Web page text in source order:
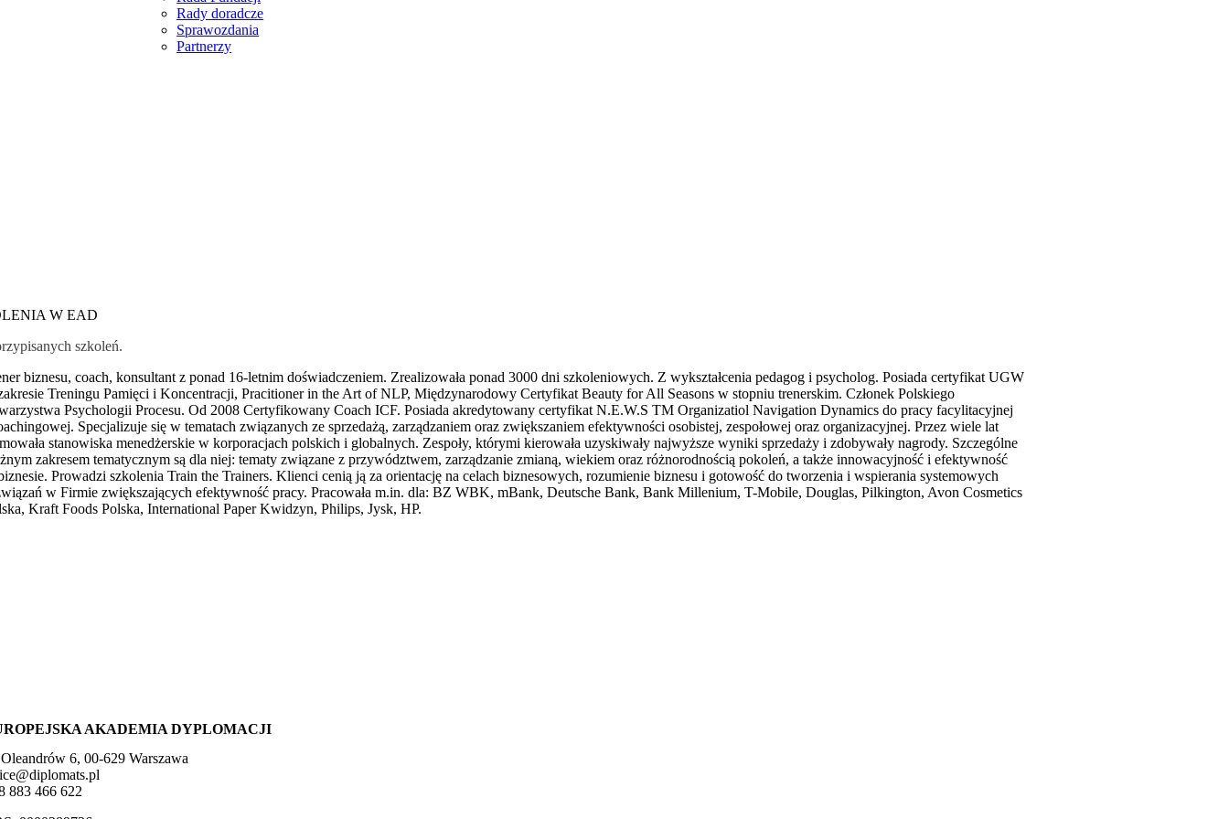
Rady doradcze
Sprawozdania
Partnerzy
W EAD
szkoleń.
biznesu, coach, konsultant z ponad 16-letnim doświadczeniem. Zrealizowała ponad 3000 dni szkoleniowych. Z wykształcenia pedagog i psycholog. Posiada certyfikat UGW
Treningu Pamięci i Koncentracji, Pracitioner in the Art of NLP, Międzynarodowy Certyfikat Beauty for All Seasons w stopniu trenerskim. Członek Polskiego
Psychologii Procesu. Od 2008 Certyfikowany Coach ICF. Posiada akredytowany certyfikat N.E.W.S TM Organizatiol Navigation Dynamics do pracy facylitacyjnej
Specjalizuje się w tematach związanych ze sprzedażą, zarządzaniem oraz zwiększaniem efektywności osobistej, zespołowej oraz organizacyjnej. Przez wiele lat
stanowiska menedżerskie w korporacjach polskich i globalnych. Zespoły, którymi kierowała uzyskiwały najwyższe wyniki sprzedaży i zdobywały nagrody. Szczególne
zakresem tematycznym są dla niej: tematy związane z przywództwem, zarządzanie zmianą, wiekiem oraz różnorodnością pokoleń, a także innowacyjność i efektywność
Prowadzi szkolenia Train the Trainers. Klienci cenią ją za orientację na celach biznesowych, rozumienie biznesu i gotowość do tworzenia i wspierania systemowych
w Firmie zwiększających efektywność pracy. Pracowała m.in. dla: BZ WBK, mBank, Deutsche Bank, Bank Millenium, T-Mobile, Douglas, Pilkington, Avon Cosmetics
Kraft Foods Polska, International Paper Kwidzyn, Philips, Jysk, HP.
AKADEMIA DYPLOMACJI
6, 00-629 Warszawa
883 466 622